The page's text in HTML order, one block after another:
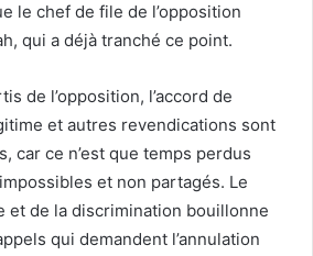
le chef de file de l’opposition
qui a déjà tranché ce point.
de l’opposition, l’accord de
et autres revendications sont
car ce n’est que temps perdus
et non partagés. Le
et de la discrimination bouillonne
qui demandent l’annulation